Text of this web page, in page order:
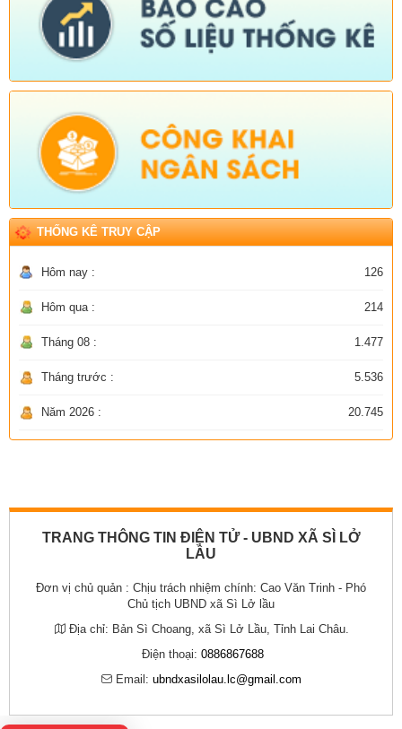
THỐNG KÊ TRUY CẬP
Hôm nay : 126
Hôm qua : 214
Tháng 08 : 1.477
Tháng trước : 5.536
Năm 2026 : 20.745
TRANG THÔNG TIN ĐIỆN TỬ - UBND XÃ SÌ LỞ
LẦU
Đơn vị chủ quản : Chịu trách nhiệm chính: Cao Văn Trinh - Phó
Chủ tịch UBND xã Sì Lở lầu
Địa chỉ: Bản Sì Choang, xã Sì Lở Lầu, Tỉnh Lai Châu.
Điện thoại: 0886867688
Email: ubndxasilolau.lc@gmail.com